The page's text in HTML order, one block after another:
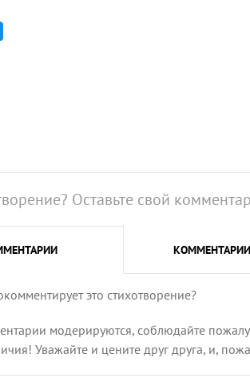
Оставьте свой
КОММЕНТАРИИ
это стихотворение?
модерируются, соблюдайте
Уважайте и цените друг друга, и,